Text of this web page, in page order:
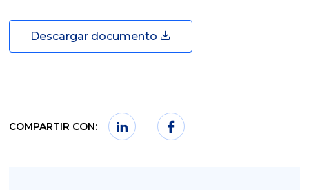
Descargar documento
COMPARTIR CON: